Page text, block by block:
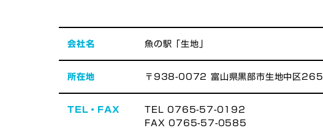
会社名 魚の駅「生地」
所在地 〒938-0072 富山県黒部市生地中区265
TEL・FAX
TEL 0765-57-0192
FAX 0765-57-0585